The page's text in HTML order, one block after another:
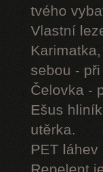
tvého
Vlastní
sebou -
Čelovka -
Ešus
utěrka.
PET